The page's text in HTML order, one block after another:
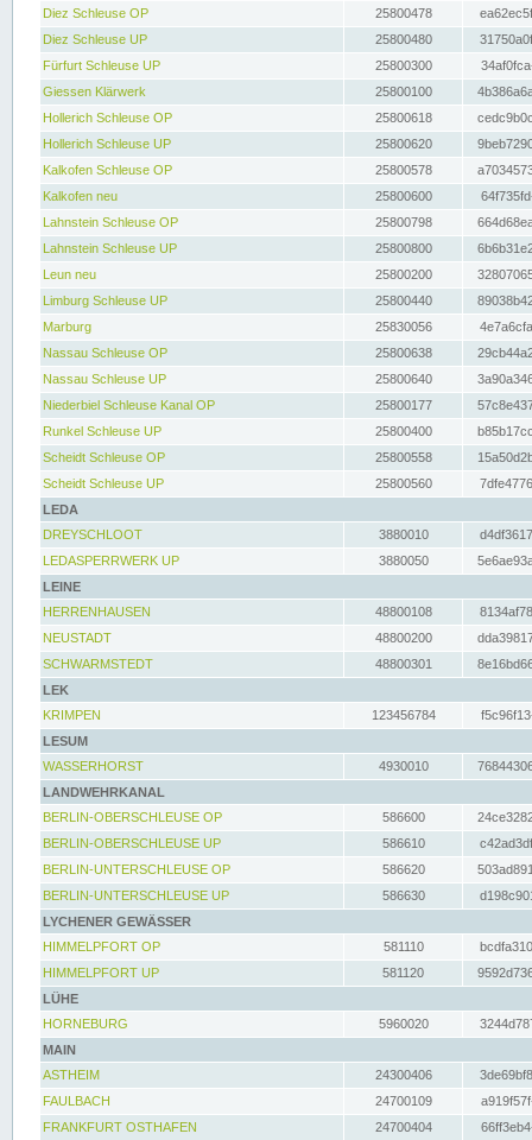
Diez Schleuse OP
25800478
Diez Schleuse UP
25800480
Fürfurt Schleuse UP
25800300
Giessen Klärwerk
25800100
Hollerich Schleuse OP
25800618
Hollerich Schleuse UP
25800620
Kalkofen Schleuse OP
25800578
Kalkofen neu
25800600
Lahnstein Schleuse OP
25800798
Lahnstein Schleuse UP
25800800
Leun neu
25800200
Limburg Schleuse UP
25800440
Marburg
25830056
Nassau Schleuse OP
25800638
Nassau Schleuse UP
25800640
Niederbiel Schleuse Kanal OP
25800177
Runkel Schleuse UP
25800400
Scheidt Schleuse OP
25800558
Scheidt Schleuse UP
25800560
LEDA
DREYSCHLOOT
3880010
LEDASPERRWERK UP
3880050
LEINE
HERRENHAUSEN
48800108
NEUSTADT
48800200
SCHWARMSTEDT
48800301
LEK
KRIMPEN
123456784
LESUM
WASSERHORST
4930010
LANDWEHRKANAL
BERLIN-OBERSCHLEUSE OP
586600
BERLIN-OBERSCHLEUSE UP
586610
BERLIN-UNTERSCHLEUSE OP
586620
BERLIN-UNTERSCHLEUSE UP
586630
LYCHENER GEWÄSSER
HIMMELPFORT OP
581110
HIMMELPFORT UP
581120
LÜHE
HORNEBURG
5960020
MAIN
ASTHEIM
24300406
FAULBACH
24700109
FRANKFURT OSTHAFEN
24700404